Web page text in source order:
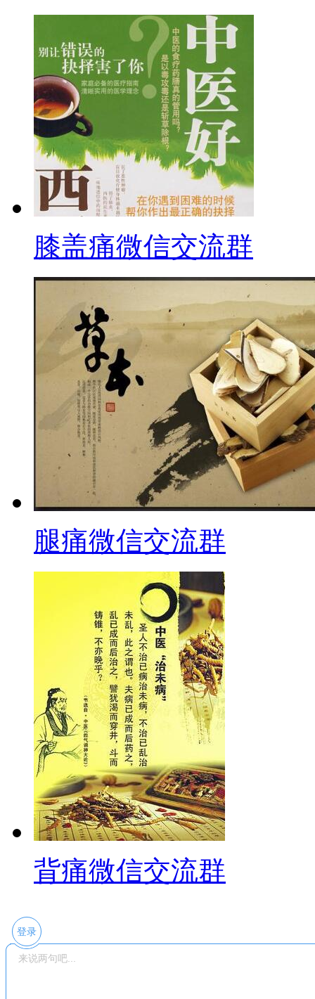
膝盖痛微信交流群
腿痛微信交流群
背痛微信交流群
登录